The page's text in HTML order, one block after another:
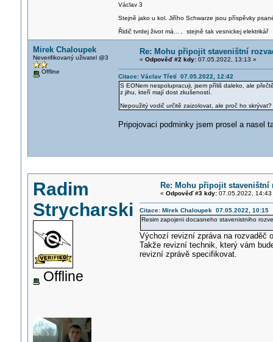
Václav 3
Stejně jako u kol. Jiřího Schwarze jsou příspěvky
Řidič tvrdej život má... , stejně tak vesnickej elektrikář
Mirek Chaloupek
Neverifikovaný uživatel @3
Offline
Re: Mohu připojit staveništní
« Odpověď #2 kdy:07.05.2022, 13:13 »
Citace: Václav Třetí 07.05.2022, 12:42
S EONem nespolupracuji, jsem příliš daleko, ale
z jihu, kteří mají dost zkušeností.
Nepoužitý vodič určitě zaizolovat, ale proč ho skrývat?
Pripojovaci podminky jsem prosel a nasel
Radim
Strycharski
Offline
Re: Mohu připojit staveništní
« Odpověď #3 kdy:07.05.2022, 14:43
Citace: Mirek Chaloupek 07.05.2022, 10:15
Resim zapojeni docasneho stavenistniho
Výchozí revizní zpráva na rozvaděč
Takže revizní technik, který vám
revizní zprávě specifikovat.